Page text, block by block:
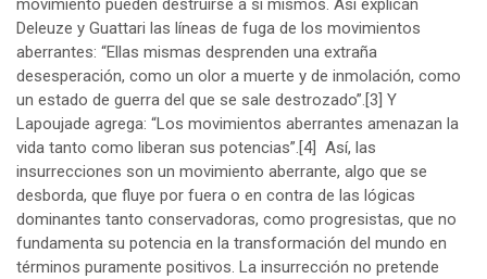
movimiento pueden destruirse a sí mismos. Así explican
Deleuze y Guattari las líneas de fuga de los movimientos
aberrantes: “Ellas mismas desprenden una extraña
desesperación, como un olor a muerte y de inmolación, como
un estado de guerra del que se sale destrozado”.[3] Y
Lapoujade agrega: “Los movimientos aberrantes amenazan la
vida tanto como liberan sus potencias”.[4] Así, las
insurrecciones son un movimiento aberrante, algo que se
desborda, que fluye por fuera o en contra de las lógicas
dominantes tanto conservadoras, como progresistas, que no
fundamenta su potencia en la transformación del mundo en
términos puramente positivos. La insurrección no pretende